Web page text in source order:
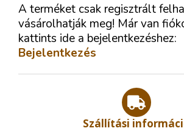
A terméket csak regisztrált
vásárolhatják meg! Már van
kattints ide a bejelentkezéshez:
Bejelentkezés
Szállítási